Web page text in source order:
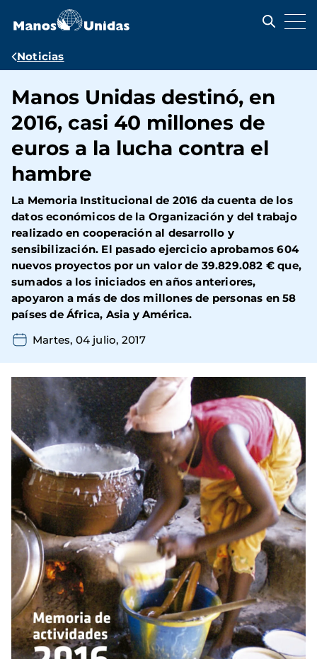
contenido
Ruta
navegación
Noticias
Manos Unidas destinó, en
2016, casi 40 millones de
euros a la lucha contra el
hambre
La Memoria Institucional de 2016 da cuenta de los
datos económicos de la Organización y del trabajo
realizado en cooperación al desarrollo y
sensibilización. El pasado ejercicio aprobamos 604
nuevos proyectos por un valor de 39.829.082 € que,
sumados a los iniciados en años anteriores,
apoyaron a más de dos millones de personas en 58
países de África, Asia y América.
Martes, 04 julio, 2017